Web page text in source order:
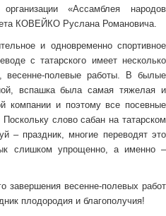
«Ассамблея народов
КОВЕЙКО Руслана Романовича.
и одновременно спортивное
с татарского имеет несколько
весенне-полевые работы. В былые
вспашка была самая тяжелая и
компании и поэтому все посевные
слово сабан на татарском
– праздник, многие переводят это
слишком упрощенно, а именно –
завершения весенне-полевых работ
плодородия и благополучия!